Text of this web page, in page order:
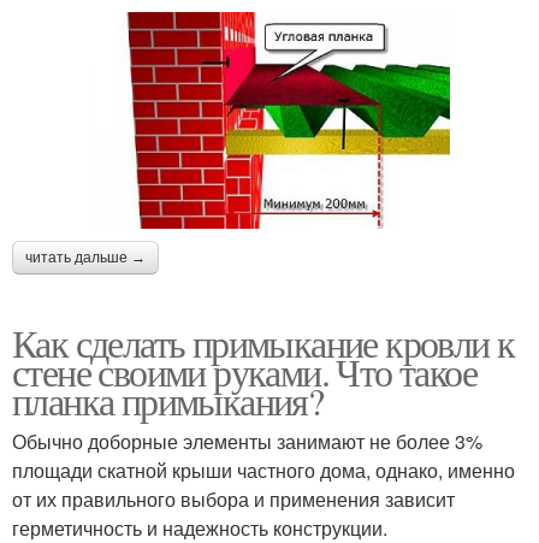
читать дальше →
Как сделать примыкание кровли к
стене своими руками. Что такое
планка примыкания?
Обычно доборные элементы занимают не более 3%
площади скатной крыши частного дома, однако, именно
от их правильного выбора и применения зависит
герметичность и надежность конструкции.